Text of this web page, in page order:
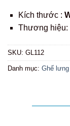
Kích thước :
Thương hiệu:
SKU: GL112
Danh mục: Ghế